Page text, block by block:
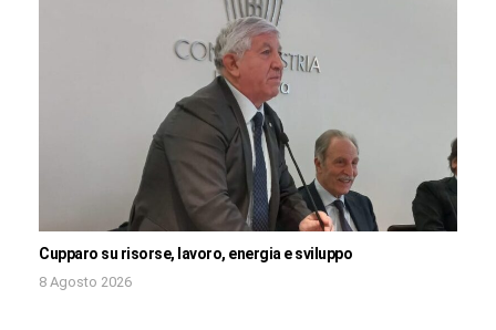
Cupparo su risorse, lavoro, energia e sviluppo
8 Agosto 2026